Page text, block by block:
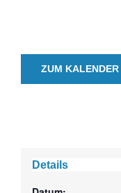
ZUM
Details